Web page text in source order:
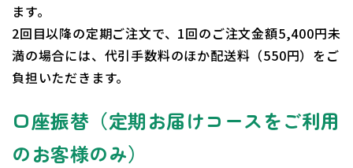
ます。
2回目以降の定期ご注文で、1回のご注文金額5,400円未
満の場合には、代引手数料のほか配送料（550円）をご
負担いただきます。
口座振替（定期お届けコースをご利用
のお客様のみ）